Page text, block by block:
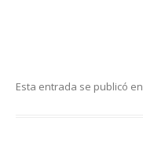
Esta entrada se publicó en